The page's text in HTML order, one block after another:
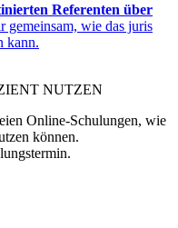
Referenten über
gemeinsam, wie das juris
kann.
NUTZEN
Online-Schulungen, wie
können.